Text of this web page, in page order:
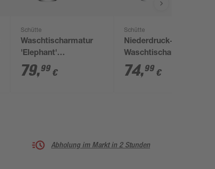
Schütte
Waschtischarmatur
'Elephant'
chromfarben
79,99 €
Schütte
Niederdruck-
Waschtischarmatur
'Cornwall'
chromfarben
74,99 €
Abholung im Markt in 2 Stunden